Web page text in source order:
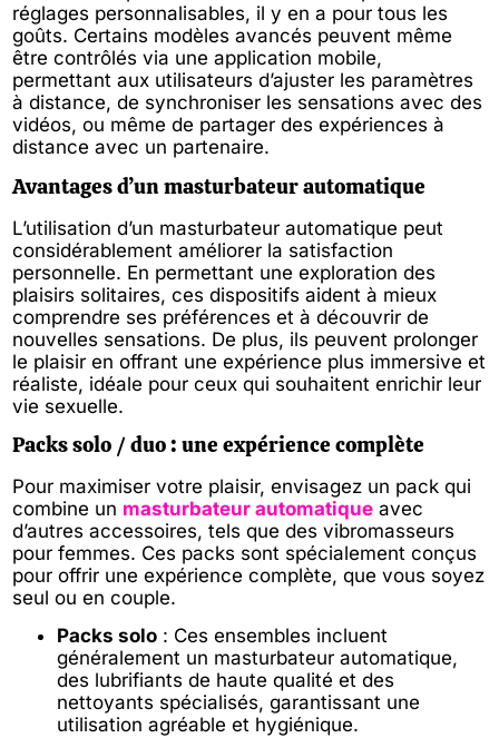
réglages personnalisables, il y en a pour tous les
goûts. Certains modèles avancés peuvent même
être contrôlés via une application mobile,
permettant aux utilisateurs d’ajuster les paramètres
à distance, de synchroniser les sensations avec des
vidéos, ou même de partager des expériences à
distance avec un partenaire.
Avantages d’un masturbateur automatique
L’utilisation d’un masturbateur automatique peut
considérablement améliorer la satisfaction
personnelle. En permettant une exploration des
plaisirs solitaires, ces dispositifs aident à mieux
comprendre ses préférences et à découvrir de
nouvelles sensations. De plus, ils peuvent prolonger
le plaisir en offrant une expérience plus immersive et
réaliste, idéale pour ceux qui souhaitent enrichir leur
vie sexuelle.
Packs solo / duo : une expérience complète
Pour maximiser votre plaisir, envisagez un pack qui
combine un masturbateur automatique avec
d’autres accessoires, tels que des vibromasseurs
pour femmes. Ces packs sont spécialement conçus
pour offrir une expérience complète, que vous soyez
seul ou en couple.
Packs solo : Ces ensembles incluent
généralement un masturbateur automatique,
des lubrifiants de haute qualité et des
nettoyants spécialisés, garantissant une
utilisation agréable et hygiénique.